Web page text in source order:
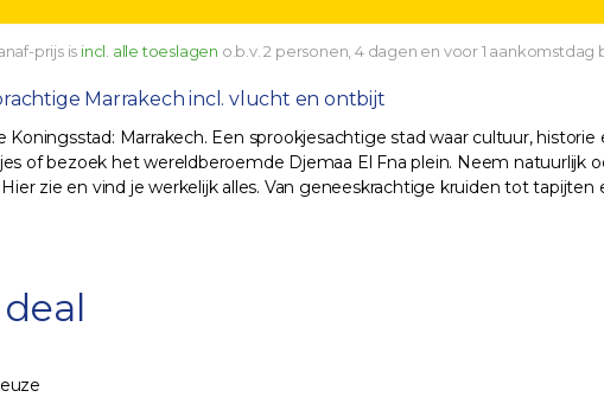
prijs is incl. alle toeslagen o.b.v. 2 personen, 4 dagen en voor 1 aankomstdag
Marrakech incl. vlucht en ontbijt
Marrakech. Een sprookjesachtige stad waar cultuur,
of bezoek het wereldberoemde Djemaa El Fna plein. Neem natuurlijk
zie en vind je werkelijk alles. Van geneeskrachtige kruiden tot